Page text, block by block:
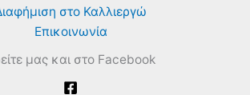
στο Καλλιεργώ
Επικοινωνία
μας και στο Facebook